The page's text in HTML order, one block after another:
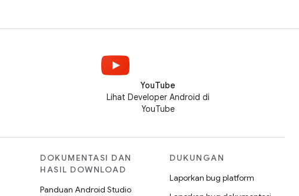
YouTube
Lihat Developer Android di
YouTube
DOKUMENTASI DAN
HASIL DOWNLOAD
Panduan Android Studio
DUKUNGAN
Laporkan bug platform